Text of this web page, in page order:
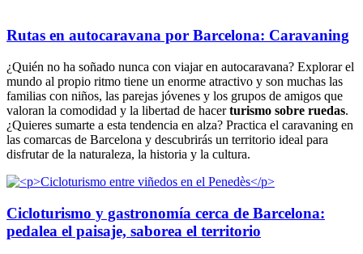
Rutas en autocaravana por Barcelona: Caravaning
¿Quién no ha soñado nunca con viajar en autocaravana? Explorar el
mundo al propio ritmo tiene un enorme atractivo y son muchas las
familias con niños, las parejas jóvenes y los grupos de amigos que
valoran la comodidad y la libertad de hacerturismo sobre ruedas.
¿Quieres sumarte a esta tendencia en alza? Practica el caravaning en
las comarcas de Barcelona y descubrirás un territorio ideal para
disfrutar de la naturaleza, la historia y la cultura.
Cicloturismo y gastronomía cerca de Barcelona:
pedalea el paisaje, saborea el territorio